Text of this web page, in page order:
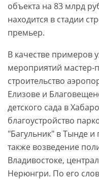
объекта на 83 млрд
находится в стадии
премьер.
В качестве примеров
мероприятий мастер-
строительство
Елизове и
детского сада в
благоустройство
"Багульник" в Тынде
также возведение
Владивостоке,
Нерюнгри. По его